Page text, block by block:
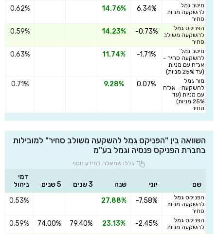
מיטב גמל
להשקעה מניות
סחיר
6.34%
14.76%
0.62%
הפניקס גמל
להשקעה משולב
סחיר
-0.73%
14.23%
0.59%
מיטב גמל
להשקעה סחיר -
אג"ח עם מניות
(עד 25% מניות)
-1.71%
11.74%
0.63%
מור גמל
להשקעה - אג"ח
עם מניות (עד
25% מניות)
סחיר
0.07%
9.28%
0.71%
השוואה בין "הפניקס גמל להשקעה משולב סחיר" למובילות
בחברת הפניקס פנסיה וגמל בע"מ
גללו שמאלה למידע נוסף
שם יוני שנה 3 שנים 5 שנים
דמי
ניהול
הפניקס גמל
להשקעה מניות
סחיר
-7.58%
27.88%
0.53%
הפניקס גמל
להשקעה מניות
-2.45%
23.13%
79.40%
74.00%
0.59%